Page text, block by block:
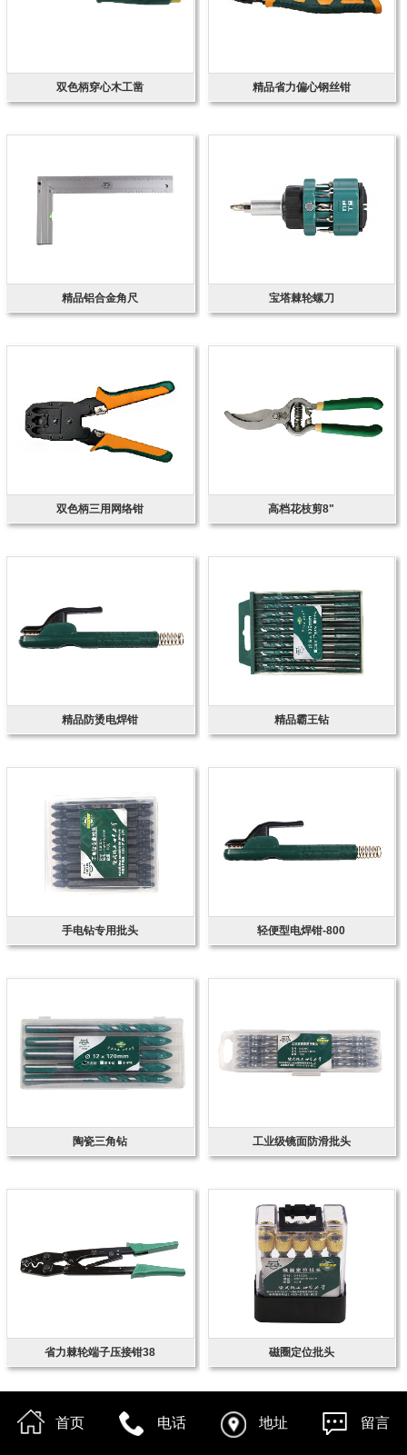
双色柄穿心木工凿 精品省力偏心钢丝钳
精品铝合金角尺 宝塔棘轮螺刀
双色柄三用网络钳 高档花枝剪8"
精品防烫电焊钳 精品霸王钻
手电钻专用批头 轻便型电焊钳-800
陶瓷三角钻 工业级镜面防滑批头
省力棘轮端子压接钳38 磁圈定位批头
首页 电话 地址 留言